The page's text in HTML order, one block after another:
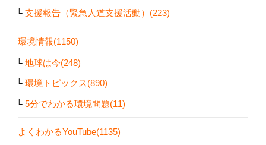
支援報告（緊急人道支援活動）(223)
環境情報(1150)
地球は今(248)
環境トピックス(890)
5分でわかる環境問題(11)
よくわかるYouTube(1135)